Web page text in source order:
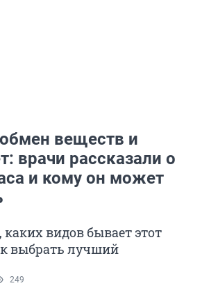
веществ и
врачи рассказали о
и кому он может
каких видов бывает этот
выбрать лучший
249